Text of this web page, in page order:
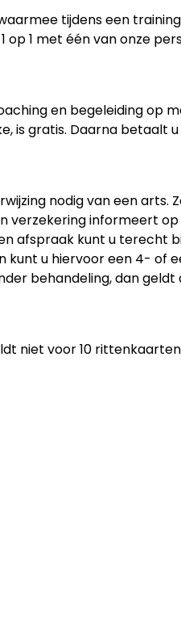
tijdens een
1 met één van onze
en begeleiding op
is gratis. Daarna betaalt
nodig van een arts.
verzekering informeert
afspraak kunt u terecht
kunt u hiervoor een 4- of
behandeling, dan geldt
niet voor 10